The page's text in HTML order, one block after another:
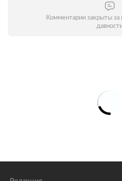
Комментарии закрыты за